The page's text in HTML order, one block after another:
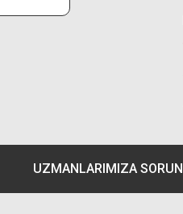
UZMANLARIMIZA SORUN